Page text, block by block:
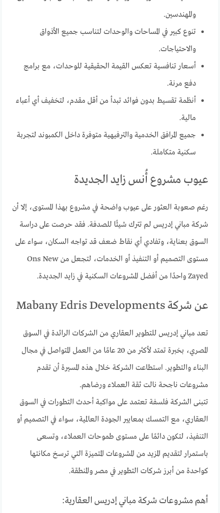
والمهندسين.
تنوع كبير في المساحات والوحدات لتناسب جميع الأذواق
والاحتياجات.
أسعار تنافسية تعكس القيمة الحقيقية للوحدات، مع برامج
دفع مرنة.
أنظمة تقسيط بدون فوائد تبدأ من أقل مقدم، لتخفيف أي أعباء
مالية.
جميع المرافق الخدمية والترفيهية متوفرة داخل الكمبوند لتجربة
سكنية متكاملة.
عيوب مشروع أُنس زايد الجديدة
رغم صعوبة العثور على عيوب واضحة في مشروع بهذا المستوى، إلا أن
شركة مباني إدريس لم تترك شيئًا للصدفة. فقد حرصت على دراسة
السوق بعناية، وتفادي أي نقاط ضعف قد تواجه السكان، سواء على
مستوى التصميم أو التنفيذ أو الخدمات، لتجعل من Ons New
Zayed واحدًا من أفضل المشروعات السكنية في زايد الجديدة.
عن شركة Mabany Edris Developments
تعد مباني إدريس للتطوير العقاري من الشركات الرائدة في السوق
المصري، بخبرة تمتد لأكثر من 20 عامًا من العمل المتواصل في مجال
البناء والتطوير. استطاعت الشركة خلال هذه المسيرة أن تقدم
مشروعات ناجحة نالت ثقة العملاء ورضاهم.
تتبنى الشركة فلسفة تعتمد على مواكبة أحدث التطورات في السوق
العقاري، مع التمسك بمعايير الجودة العالمية، سواء في التصميم أو
التنفيذ، لتكون دائمًا على مستوى طموحات العملاء، وتسعى
باستمرار لتقديم المزيد من المشروعات المتميزة التي ترسخ مكانتها
كواحدة من أبرز شركات التطوير في مصر والمنطقة.
أهم مشروعات شركة مباني إدريس العقارية: